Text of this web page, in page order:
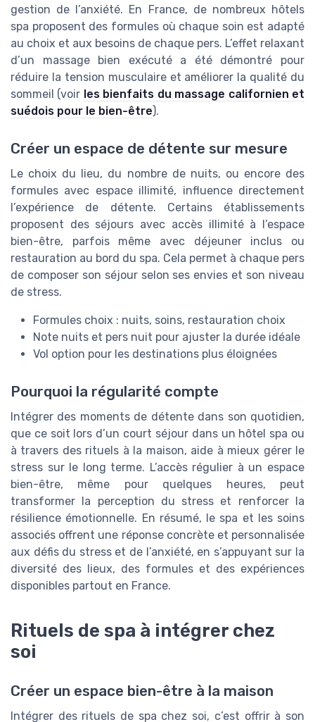
gestion de l’anxiété. En France, de nombreux hôtels
spa proposent des formules où chaque soin est adapté
au choix et aux besoins de chaque pers. L’effet relaxant
d’un massage bien exécuté a été démontré pour
réduire la tension musculaire et améliorer la qualité du
sommeil (voir les bienfaits du massage californien et
suédois pour le bien-être).
Créer un espace de détente sur mesure
Le choix du lieu, du nombre de nuits, ou encore des
formules avec espace illimité, influence directement
l’expérience de détente. Certains établissements
proposent des séjours avec accès illimité à l’espace
bien-être, parfois même avec déjeuner inclus ou
restauration au bord du spa. Cela permet à chaque pers
de composer son séjour selon ses envies et son niveau
de stress.
Formules choix : nuits, soins, restauration choix
Note nuits et pers nuit pour ajuster la durée idéale
Vol option pour les destinations plus éloignées
Pourquoi la régularité compte
Intégrer des moments de détente dans son quotidien,
que ce soit lors d’un court séjour dans un hôtel spa ou
à travers des rituels à la maison, aide à mieux gérer le
stress sur le long terme. L’accès régulier à un espace
bien-être, même pour quelques heures, peut
transformer la perception du stress et renforcer la
résilience émotionnelle. En résumé, le spa et les soins
associés offrent une réponse concrète et personnalisée
aux défis du stress et de l’anxiété, en s’appuyant sur la
diversité des lieux, des formules et des expériences
disponibles partout en France.
Rituels de spa à intégrer chez
soi
Créer un espace bien-être à la maison
Intégrer des rituels de spa chez soi, c’est offrir à son